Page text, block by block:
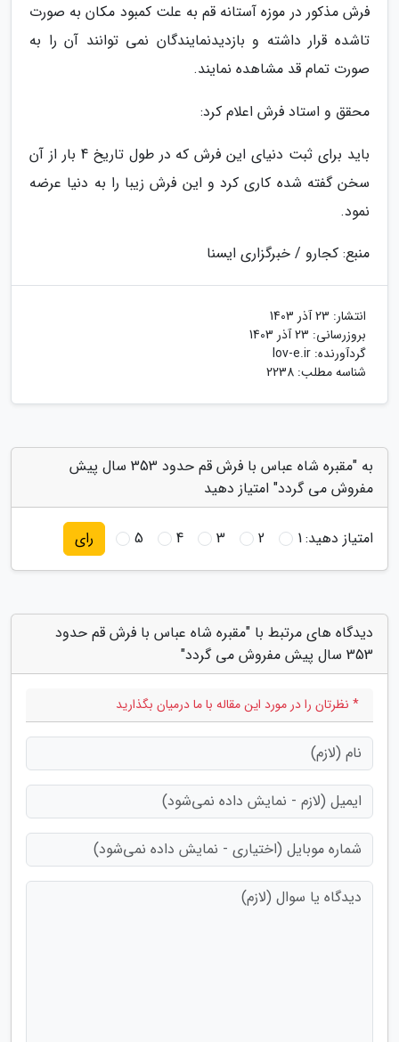
فرش مذکور در موزه آستانه قم به علت کمبود مکان به صورت
تاشده قرار داشته و بازدیدنمایندگان نمی توانند آن را به
صورت تمام قد مشاهده نمایند.
محقق و استاد فرش اعلام کرد:
باید برای ثبت دنیای این فرش که در طول تاریخ 4 بار از آن
سخن گفته شده کاری کرد و این فرش زیبا را به دنیا عرضه
نمود.
منبع: کجارو / خبرگزاری ایسنا
انتشار: 23 آذر 1403
بروزرسانی: 23 آذر 1403
گردآورنده: lov-e.ir
شناسه مطلب: 2238
به "مقبره شاه عباس با فرش قم حدود 353 سال پیش
مفروش می گردد" امتیاز دهید
امتیاز دهید:1
2
3
4
5 رای
دیدگاه های مرتبط با "مقبره شاه عباس با فرش قم حدود
353 سال پیش مفروش می گردد"
* نظرتان را در مورد این مقاله با ما درمیان بگذارید